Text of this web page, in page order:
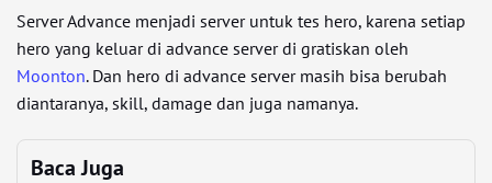
Server Advance menjadi server untuk tes hero, karena setiap
hero yang keluar di advance server di gratiskan oleh
Moonton. Dan hero di advance server masih bisa berubah
diantaranya, skill, damage dan juga namanya.
Baca Juga